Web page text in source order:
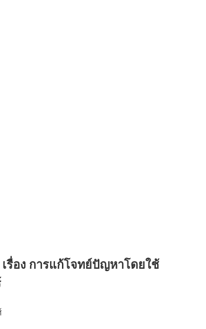
รื่อง การแก้โจทย์ปัญหาโดยใช้